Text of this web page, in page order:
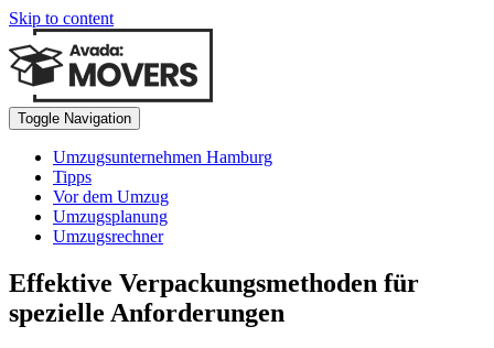
Skip to content
Toggle Navigation
Umzugsunternehmen Hamburg
Tipps
Vor dem Umzug
Umzugsplanung
Umzugsrechner
Effektive Verpackungsmethoden für
spezielle Anforderungen